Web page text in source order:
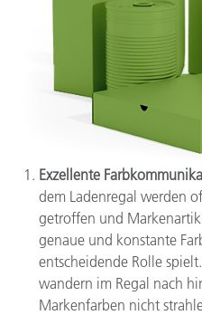
Exzellente
dem Ladenregal werden
getroffen und
genaue und konstante
entscheidende Rolle
wandern im Regal nach
Markenfarben nicht